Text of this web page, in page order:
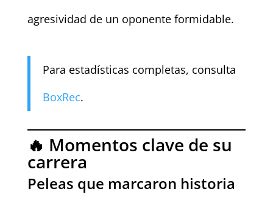
agresividad de un oponente formidable.
Para estadísticas completas, consulta
BoxRec.
🔥 Momentos clave de su
carrera
Peleas que marcaron historia